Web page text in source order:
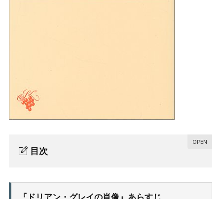
目次
『ドリアン・グレイの肖像』の魅力